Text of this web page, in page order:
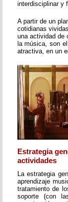
interdisciplinar y
A partir de un
cotidianas
una actividad de
la música, son
atractiva, en un
Estrategia
actividades
La estrategia
aprendizaje
tratamiento de
soporte (con